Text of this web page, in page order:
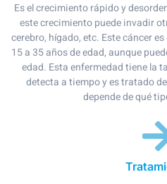
Es el crecimiento rápido y
este crecimiento puede invadir
cerebro, hígado, etc. Este cáncer
15 a 35 años de edad, aunque
edad. Esta enfermedad tiene la
detecta a tiempo y es tratado
depende de qué